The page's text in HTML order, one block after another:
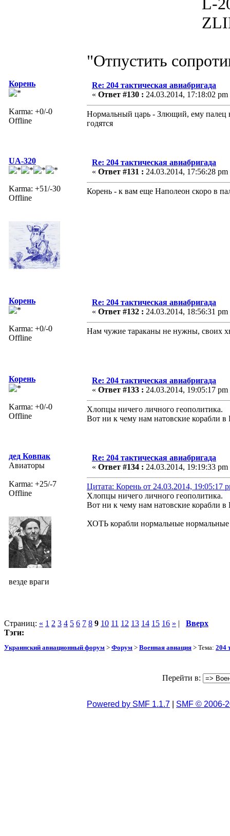
ZLIN 526
"Отпустить
Корень
Karma: +0/-0
Offline
Re: 204 тактическая авиабригада
« Ответ #130 : 24.03.2014, 17:18:02 pm
Нормальный царь - Злющий, ему палец
годятся
UA-320
Karma: +51/-30
Offline
Re: 204 тактическая авиабригада
« Ответ #131 : 24.03.2014, 17:56:28 pm
Корень - к вам еще Наполеон скоро в
Корень
Karma: +0/-0
Offline
Re: 204 тактическая авиабригада
« Ответ #132 : 24.03.2014, 18:56:31 pm
Нам чужие тараканы не нужны, своих
Корень
Karma: +0/-0
Offline
Re: 204 тактическая авиабригада
« Ответ #133 : 24.03.2014, 19:05:17 pm
Хлопцы ничего личного геополитика.
Вот ни к чему нам натовские корабли в
дед Ковпак
Авиаторы
Karma: +25/-7
Offline
везде враги
Re: 204 тактическая авиабригада
« Ответ #134 : 24.03.2014, 19:19:33 pm
Цитата: Корень от 24.03.2014, 19:05:17
Хлопцы ничего личного геополитика.
Вот ни к чему нам натовские корабли в
ХОТЬ корабли нормальные
Страниц: « 1 2 3 4 5 6 7 8 9 10 11 12 13 14 15 16 » | Вверх
Тэги:
Украинский авиационный форум > Форум > Военная авиация > Тема: 204
Перейти в:
Powered by SMF 1.1.7 SMF © 2006-